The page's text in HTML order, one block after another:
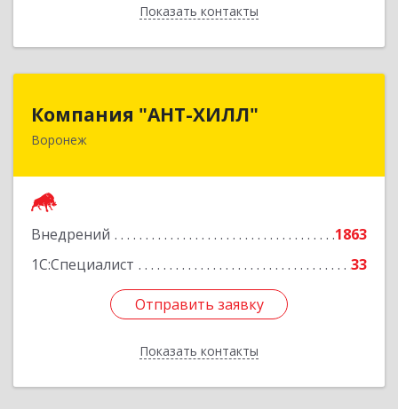
Показать контакты
Назад
Компания "АНТ-ХИЛЛ"
Воронеж
Внедрений
1863
1С:Специалист
33
Отправить заявку
Показать контакты
394088, Воронежская обл, Воронеж г, Победы
Отправить заявку
Назад